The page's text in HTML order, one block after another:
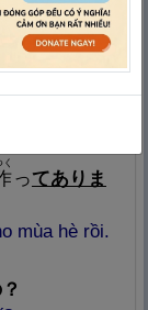
ルを予約
よやく
して
chuyến 3
ổn.
く
ってありま
mùa hè rồi.